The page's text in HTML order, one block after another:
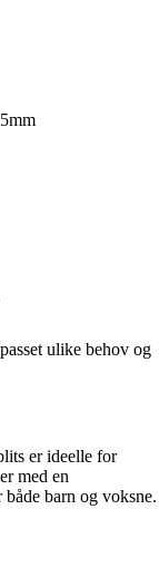
ulike behov og
er ideelle for
med en
barn og voksne.